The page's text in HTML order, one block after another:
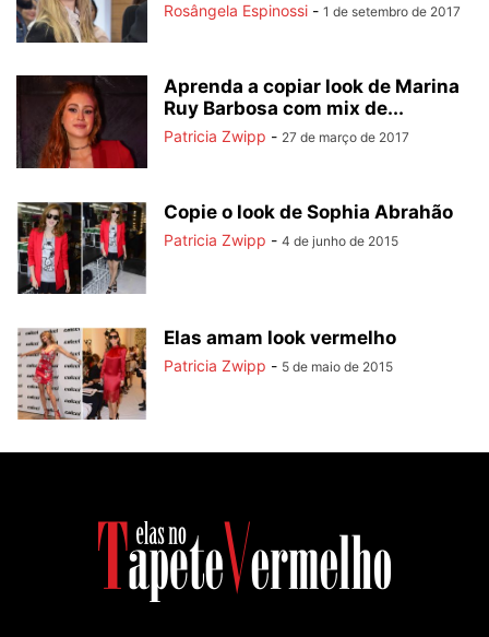
Rosângela Espinossi - 1 de setembro de 2017
Aprenda a copiar look de Marina
Ruy Barbosa com mix de...
Patricia Zwipp - 27 de março de 2017
Copie o look de Sophia Abrahão
Patricia Zwipp - 4 de junho de 2015
Elas amam look vermelho
Patricia Zwipp - 5 de maio de 2015